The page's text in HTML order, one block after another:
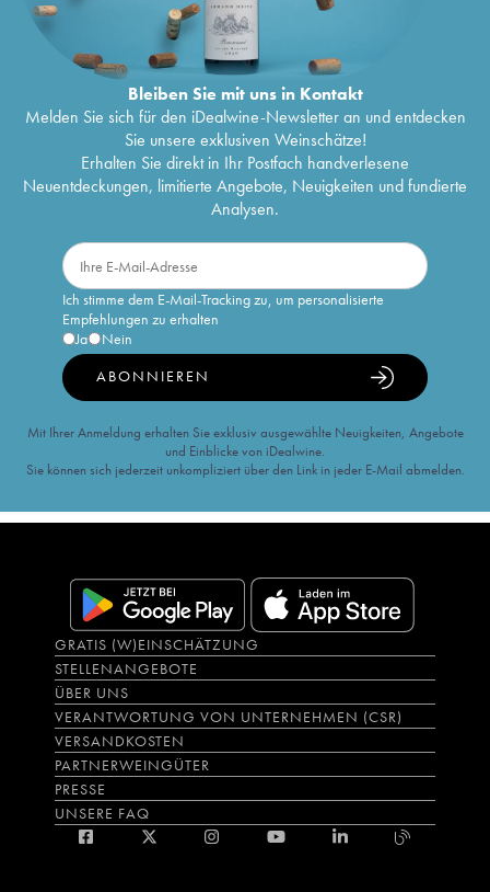
Bleiben Sie mit uns in Kontakt
Melden Sie sich für den iDealwine-Newsletter an und entdecken
Sie unsere exklusiven Weinschätze!
Erhalten Sie direkt in Ihr Postfach handverlesene
Neuentdeckungen, limitierte Angebote, Neuigkeiten und fundierte
Analysen.
Ich stimme dem E-Mail-Tracking zu, um personalisierte
Empfehlungen zu erhalten
Ja
Nein
ABONNIEREN
Mit Ihrer Anmeldung erhalten Sie exklusiv ausgewählte Neuigkeiten, Angebote
und Einblicke von iDealwine.
Sie können sich jederzeit unkompliziert über den Link in jeder E-Mail abmelden.
GRATIS (W)EINSCHÄTZUNG
STELLENANGEBOTE
ÜBER UNS
VERANTWORTUNG VON UNTERNEHMEN (CSR)
VERSANDKOSTEN
PARTNERWEINGÜTER
PRESSE
UNSERE FAQ